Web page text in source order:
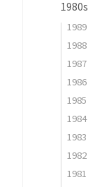
1980s
1989
1988
1987
1986
1985
1984
1983
1982
1981